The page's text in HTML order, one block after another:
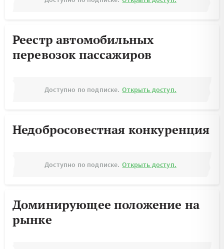
Реестр автомобильных
перевозок пассажиров
Доступно по подписке. Открыть доступ.
Недобросовестная конкуренция
Доступно по подписке. Открыть доступ.
Доминирующее положение на
рынке